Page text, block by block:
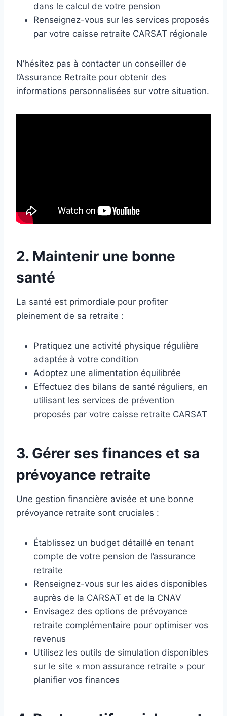
dans le calcul de votre pension
Renseignez-vous sur les services proposés
par votre caisse retraite CARSAT régionale
N’hésitez pas à contacter un conseiller de
l’Assurance Retraite pour obtenir des
informations personnalisées sur votre situation.
2. Maintenir une bonne
santé
La santé est primordiale pour profiter
pleinement de sa retraite :
Pratiquez une activité physique régulière
adaptée à votre condition
Adoptez une alimentation équilibrée
Effectuez des bilans de santé réguliers, en
utilisant les services de prévention
proposés par votre caisse retraite CARSAT
3. Gérer ses finances et sa
prévoyance retraite
Une gestion financière avisée et une bonne
prévoyance retraite sont cruciales :
Établissez un budget détaillé en tenant
compte de votre pension de l’assurance
retraite
Renseignez-vous sur les aides disponibles
auprès de la CARSAT et de la CNAV
Envisagez des options de prévoyance
retraite complémentaire pour optimiser vos
revenus
Utilisez les outils de simulation disponibles
sur le site « mon assurance retraite » pour
planifier vos finances